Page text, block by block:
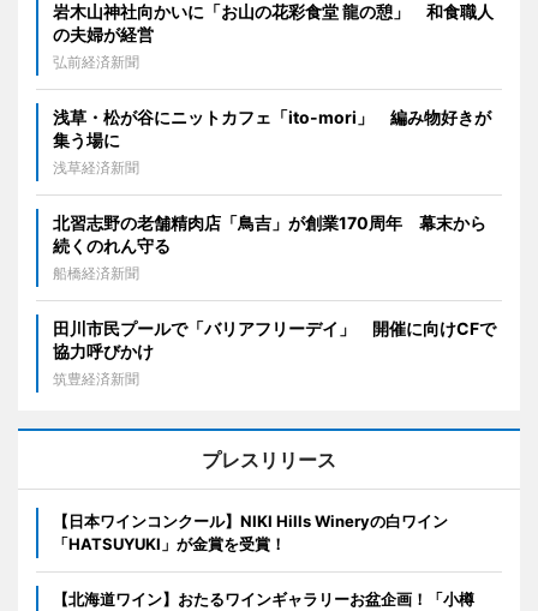
岩木山神社向かいに「お山の花彩食堂 龍の憩」 和食職人
の夫婦が経営
弘前経済新聞
浅草・松が谷にニットカフェ「ito-mori」 編み物好きが
集う場に
浅草経済新聞
北習志野の老舗精肉店「鳥吉」が創業170周年 幕末から
続くのれん守る
船橋経済新聞
田川市民プールで「バリアフリーデイ」 開催に向けCFで
協力呼びかけ
筑豊経済新聞
プレスリリース
【日本ワインコンクール】NIKI Hills Wineryの白ワイン
「HATSUYUKI」が金賞を受賞！
【北海道ワイン】おたるワインギャラリーお盆企画！「小樽